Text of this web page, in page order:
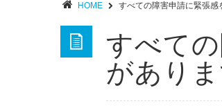
HOME すべての障害申請に緊張感
すべて
があり